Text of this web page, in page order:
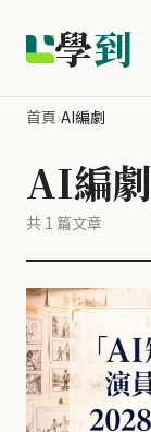
學到
首頁›AI編劇
AI編劇
共 1 篇文章